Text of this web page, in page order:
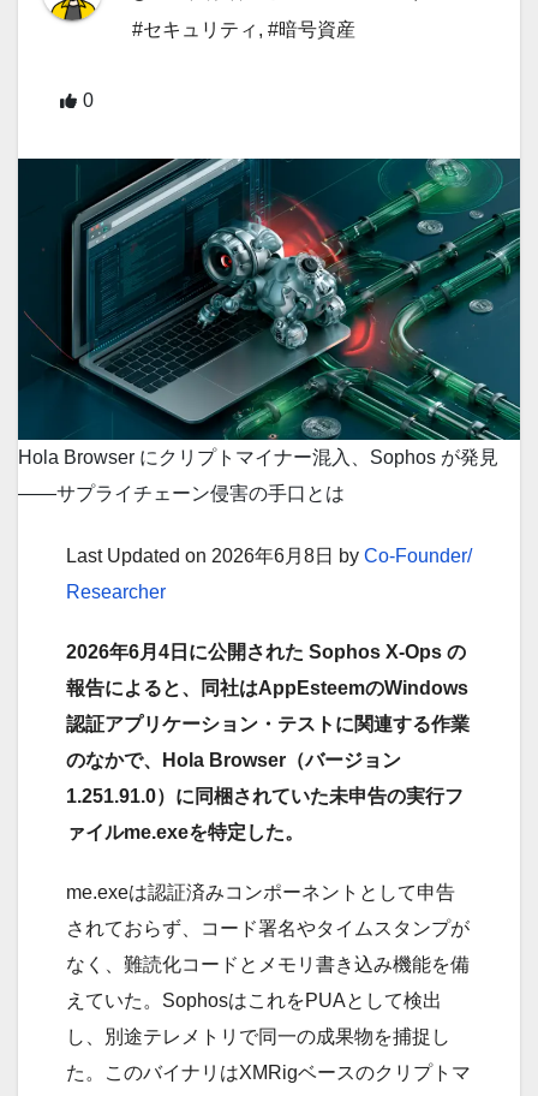
#セキュリティ , #暗号資産
0
Hola Browser にクリプトマイナー混入、Sophos が発見
——サプライチェーン侵害の手口とは
Last Updated on 2026年6月8日 by Co-Founder/
Researcher
2026年6月4日に公開された Sophos X-Ops の
報告によると、同社はAppEsteemのWindows
認証アプリケーション・テストに関連する作業
のなかで、Hola Browser（バージョン
1.251.91.0）に同梱されていた未申告の実行フ
ァイルme.exeを特定した。
me.exeは認証済みコンポーネントとして申告
されておらず、コード署名やタイムスタンプが
なく、難読化コードとメモリ書き込み機能を備
えていた。SophosはこれをPUAとして検出
し、別途テレメトリで同一の成果物を捕捉し
た。このバイナリはXMRigベースのクリプトマ